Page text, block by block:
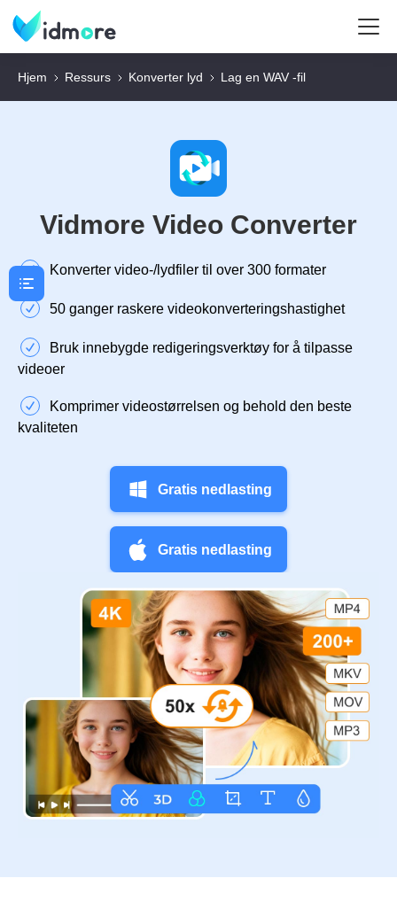
Hjem Ressurs Konverter lyd Lag en WAV -fil
Vidmore Video Converter
Konverter video-/lydfiler til over 300 formater
50 ganger raskere videokonverteringshastighet
Bruk innebygde redigeringsverktøy for å tilpasse
videoer
Komprimer videostørrelsen og behold den beste
kvaliteten
Gratis nedlasting
Gratis nedlasting